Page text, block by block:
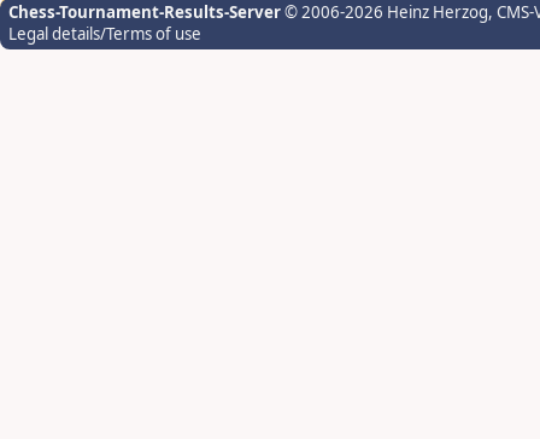
Chess-Tournament-Results-Server© 2006-2026 Heinz Herzog,
Legal details/Terms of use